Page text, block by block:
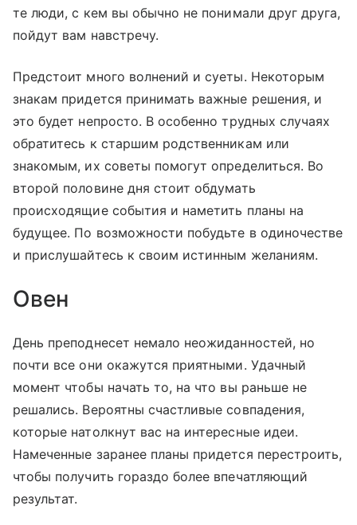
те люди, с кем вы обычно не понимали друг друга,
пойдут вам навстречу.
Предстоит много волнений и суеты. Некоторым
знакам придется принимать важные решения, и
это будет непросто. В особенно трудных случаях
обратитесь к старшим родственникам или
знакомым, их советы помогут определиться. Во
второй половине дня стоит обдумать
происходящие события и наметить планы на
будущее. По возможности побудьте в одиночестве
и прислушайтесь к своим истинным желаниям.
Овен
День преподнесет немало неожиданностей, но
почти все они окажутся приятными. Удачный
момент чтобы начать то, на что вы раньше не
решались. Вероятны счастливые совпадения,
которые натолкнут вас на интересные идеи.
Намеченные заранее планы придется перестроить,
чтобы получить гораздо более впечатляющий
результат.